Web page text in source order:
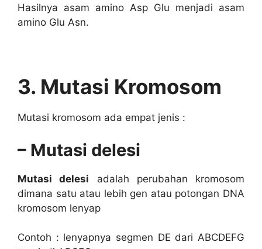
Hasilnya asam amino Asp Glu menjadi asam
amino Glu Asn.
3. Mutasi Kromosom
Mutasi kromosom ada empat jenis :
– Mutasi delesi
Mutasi delesi adalah perubahan kromosom
dimana satu atau lebih gen atau potongan DNA
kromosom lenyap
Contoh : lenyapnya segmen DE dari ABCDEFG